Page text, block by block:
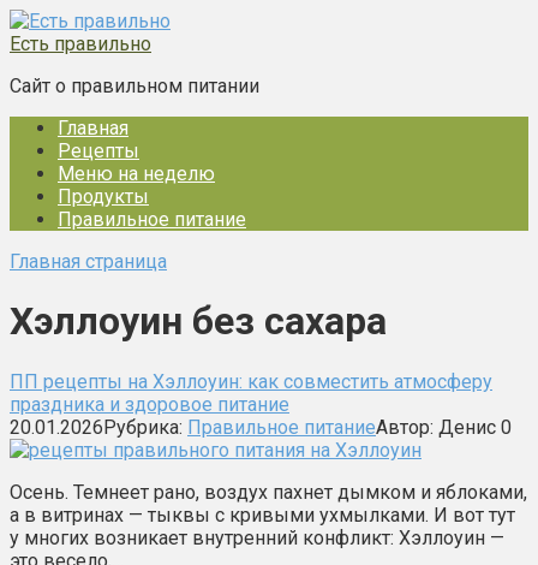
Перейти
к
Есть правильно
Сайт о правильном питании
Главная
Рецепты
Меню на неделю
Продукты
Правильное питание
Главная страница
Хэллоуин без сахара
ПП рецепты на Хэллоуин: как совместить атмосферу
праздника и здоровое питание
20.01.2026Рубрика: Правильное питаниеАвтор: Денис 0
Осень. Темнеет рано, воздух пахнет дымком и яблоками,
а в витринах — тыквы с кривыми ухмылками. И вот тут
у многих возникает внутренний конфликт: Хэллоуин —